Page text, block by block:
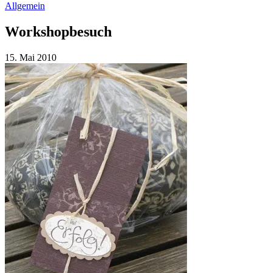
Allgemein
Workshopbesuch
15. Mai 2010